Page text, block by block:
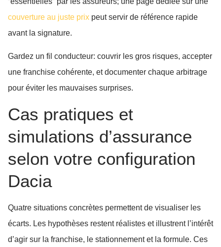
couverture au juste prix peut servir de référence rapide
avant la signature.
Gardez un fil conducteur: couvrir les gros risques, accepter
une franchise cohérente, et documenter chaque arbitrage
pour éviter les mauvaises surprises.
Cas pratiques et
simulations d’assurance
selon votre configuration
Dacia
Quatre situations concrètes permettent de visualiser les
écarts. Les hypothèses restent réalistes et illustrent l’intérêt
d’agir sur la franchise, le stationnement et la formule. Ces